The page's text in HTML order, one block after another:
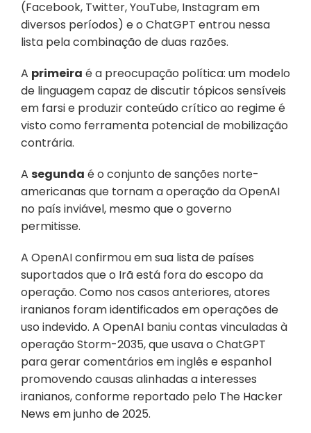
(Facebook, Twitter, YouTube, Instagram em
diversos períodos) e o ChatGPT entrou nessa
lista pela combinação de duas razões.
A primeira é a preocupação política: um modelo
de linguagem capaz de discutir tópicos sensíveis
em farsi e produzir conteúdo crítico ao regime é
visto como ferramenta potencial de mobilização
contrária.
A segunda é o conjunto de sanções norte-
americanas que tornam a operação da OpenAI
no país inviável, mesmo que o governo
permitisse.
A OpenAI confirmou em sua lista de países
suportados que o Irã está fora do escopo da
operação. Como nos casos anteriores, atores
iranianos foram identificados em operações de
uso indevido. A OpenAI baniu contas vinculadas à
operação Storm-2035, que usava o ChatGPT
para gerar comentários em inglês e espanhol
promovendo causas alinhadas a interesses
iranianos, conforme reportado pelo The Hacker
News em junho de 2025.